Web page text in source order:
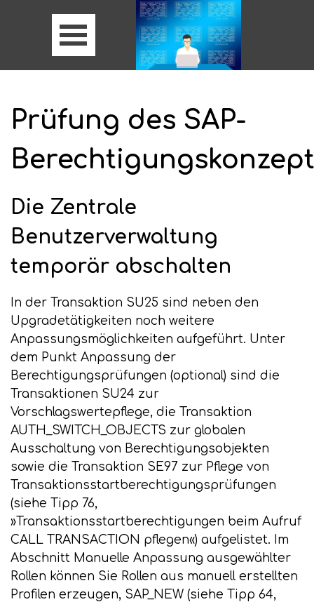
Prüfung des SAP-
Die Zentrale
Benutzerverwaltung
temporär abschalten
In der Transaktion SU25 sind neben den
Upgradetätigkeiten noch weitere
Anpassungsmöglichkeiten aufgeführt. Unter
dem Punkt Anpassung der
Berechtigungsprüfungen (optional) sind die
Transaktionen SU24 zur
Vorschlagswertepflege, die Transaktion
AUTH_SWITCH_OBJECTS zur globalen
Ausschaltung von Berechtigungsobjekten
sowie die Transaktion SE97 zur Pflege von
Transaktionsstartberechtigungsprüfungen
(siehe Tipp 76,
»Transaktionsstartberechtigungen beim Aufruf
CALL TRANSACTION pflegen«) aufgelistet. Im
Abschnitt Manuelle Anpassung ausgewählter
Rollen können Sie Rollen aus manuell erstellten
Profilen erzeugen, SAP_NEW (siehe Tipp 64,